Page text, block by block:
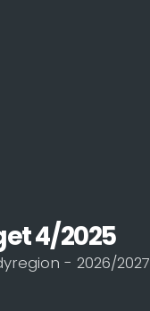
4/2025
- 2026/2027